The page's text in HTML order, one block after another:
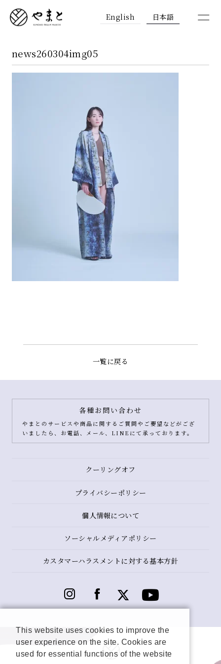
English 日本語
news260304img05
一覧に戻る
各種お問い合わせ
やまとのサービスや商品に関するご質問やご要望などがござ
いましたら、お電話、メール、LINEにて承っております。
クーリングオフ
プライバシーポリシー
個人情報について
ソーシャルメディアポリシー
カスタマーハラスメントに対する基本方針
This website uses cookies to improve the
user experience on the site. Cookies are
used for essential functions of the website